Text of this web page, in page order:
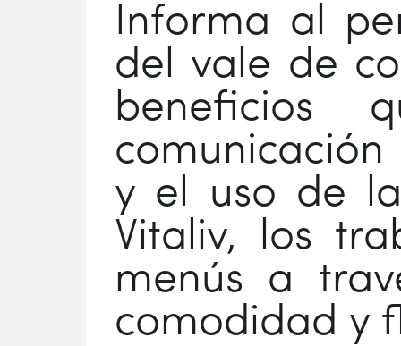
Informa al
del vale de
beneficios
y el uso de
Vitaliv, los
menús a
comodidad y